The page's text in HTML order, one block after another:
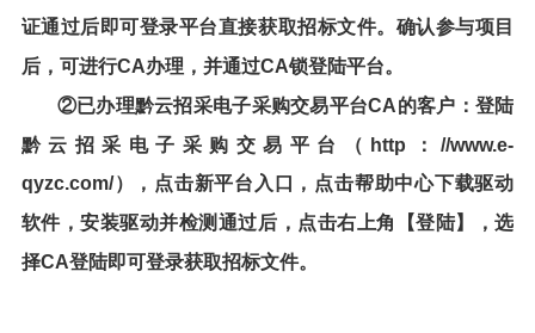
证通过后即可登录平台直接获取招标文件。确认参与项目
后，可进行CA办理，并通过CA锁登陆平台。
②已办理黔云招采电子采购交易平台CA的客户：登陆
黔云招采电子采购交易平台（http：//www.e-
qyzc.com/），点击新平台入口，点击帮助中心下载驱动
软件，安装驱动并检测通过后，点击右上角【登陆】，选
择CA登陆即可登录获取招标文件。